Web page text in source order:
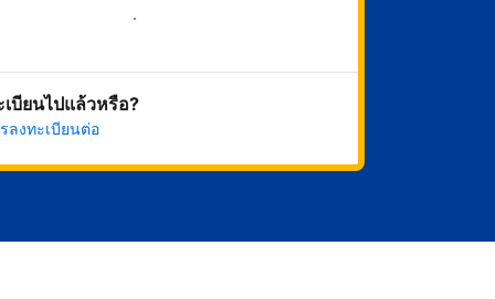
เริ่มดำเนินการเลย
เบียนไปแล้วหรือ?
ลงทะเบียนต่อ